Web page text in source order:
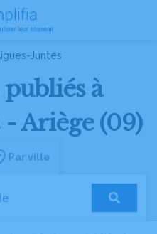
Juntes
à
- Ariège (09)
Par ville